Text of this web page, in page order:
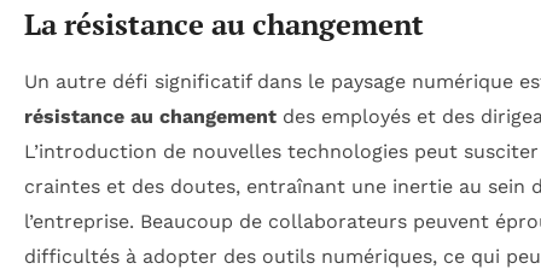
La résistance au changement
Un autre défi significatif dans le paysage numérique
résistance au changement des employés et des
L’introduction de nouvelles technologies peut
craintes et des doutes, entraînant une inertie au sein
l’entreprise. Beaucoup de collaborateurs peuvent
difficultés à adopter des outils numériques, ce qui